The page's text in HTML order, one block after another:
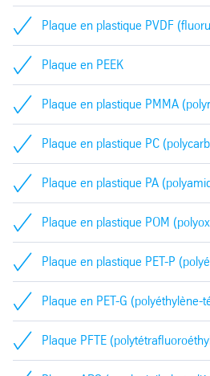
Plaque en plastique PVDF
Plaque en PEEK
Plaque en plastique PMMA
Plaque en plastique PC
Plaque en plastique PA
Plaque en plastique POM
Plaque en plastique PET-P
Plaque en PET-G (polyéthylène-
Plaque PFTE